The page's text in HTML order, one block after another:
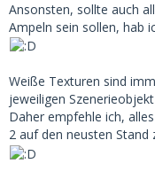
Ansonsten, sollte auch
Ampeln sein sollen, hab
Weiße Texturen sind
jeweiligen
Daher empfehle ich,
2 auf den neusten Stand